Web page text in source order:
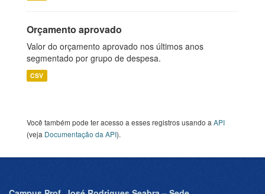
Orçamento aprovado
Valor do orçamento aprovado nos últimos anos
segmentado por grupo de despesa.
CSV
Você também pode ter acesso a esses registros usando a API
(veja Documentação da API).